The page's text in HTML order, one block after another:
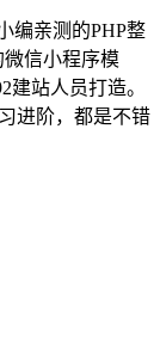
编亲测的PHP整
信小程序模
站人员打造。
进阶，都是不错